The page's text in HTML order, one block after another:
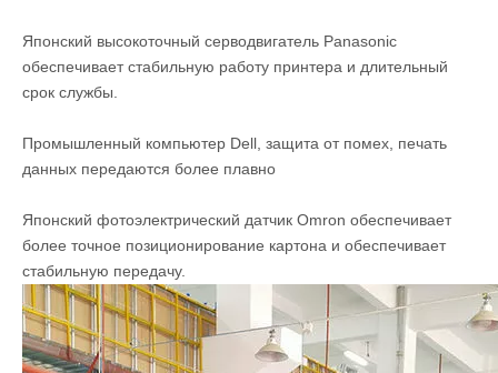
Японский высокоточный серводвигатель Panasonic
обеспечивает стабильную работу принтера и длительный
срок службы.
Промышленный компьютер Dell, защита от помех, печать
данных передаются более плавно
Японский фотоэлектрический датчик Omron обеспечивает
более точное позиционирование картона и обеспечивает
стабильную передачу.